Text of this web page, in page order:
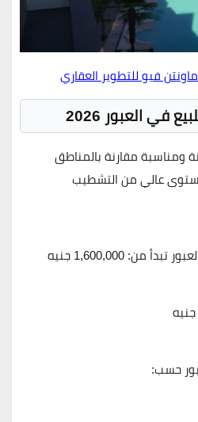
فيو للتطوير العقاري
في العبور 2026
ومناسبة مقارنة بالمناطق
عالي من التشطيب
تبدأ من:1,600,000 جنيه
حسب: